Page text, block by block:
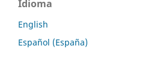
Idioma
English
Español (España)